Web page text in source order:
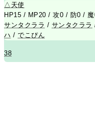
△ 天使
HP15 / MP20 / 攻0 / 防0 /
サンタクララ / サンタクララ
ハ /でこぴん
38